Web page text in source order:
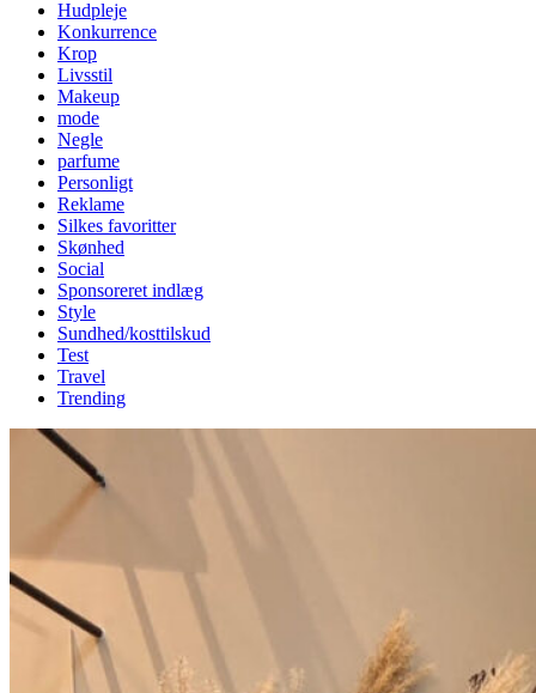
Hudpleje
Konkurrence
Krop
Livsstil
Makeup
mode
Negle
parfume
Personligt
Reklame
Silkes favoritter
Skønhed
Social
Sponsoreret indlæg
Style
Sundhed/kosttilskud
Test
Travel
Trending